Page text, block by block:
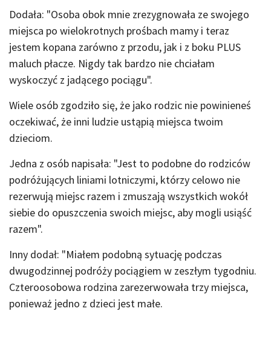
Dodała: "Osoba obok mnie zrezygnowała ze swojego
miejsca po wielokrotnych prośbach mamy i teraz
jestem kopana zarówno z przodu, jak i z boku PLUS
maluch płacze. Nigdy tak bardzo nie chciałam
wyskoczyć z jadącego pociągu".
Wiele osób zgodziło się, że jako rodzic nie powinieneś
oczekiwać, że inni ludzie ustąpią miejsca twoim
dzieciom.
Jedna z osób napisała: "Jest to podobne do rodziców
podróżujących liniami lotniczymi, którzy celowo nie
rezerwują miejsc razem i zmuszają wszystkich wokół
siebie do opuszczenia swoich miejsc, aby mogli usiąść
razem".
Inny dodał: "Miałem podobną sytuację podczas
dwugodzinnej podróży pociągiem w zeszłym tygodniu.
Czteroosobowa rodzina zarezerwowała trzy miejsca,
ponieważ jedno z dzieci jest małe.